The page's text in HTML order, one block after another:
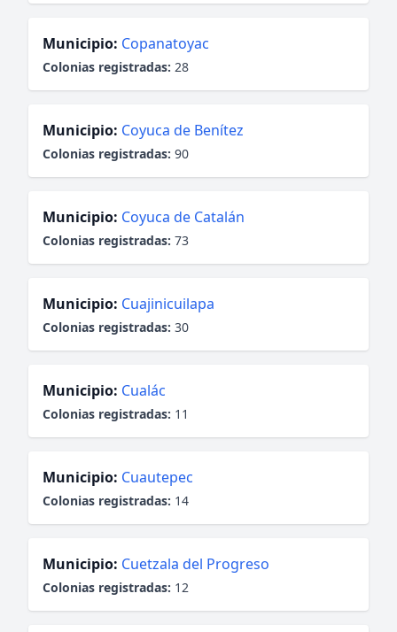
Municipio: Copanatoyac
Colonias registradas: 28
Municipio: Coyuca de Benítez
Colonias registradas: 90
Municipio: Coyuca de Catalán
Colonias registradas: 73
Municipio: Cuajinicuilapa
Colonias registradas: 30
Municipio: Cualác
Colonias registradas: 11
Municipio: Cuautepec
Colonias registradas: 14
Municipio: Cuetzala del Progreso
Colonias registradas: 12